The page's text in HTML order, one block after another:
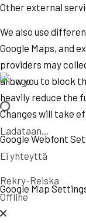
Ladataan...
Ei yhteyttä
Rekry-Reiska
Offline
Other external
We also use
Google Maps, and
providers may
allow you to block
heavily reduce the
Changes will take
Google Webfont
Google Map